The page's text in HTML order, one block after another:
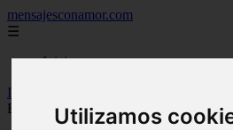
Utilizamos
mensajesconamor.com
☰
Inicio
Inicio
El Tiempo